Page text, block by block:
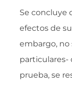
Se concluye
efectos de
embargo, no
particulares-
prueba, se